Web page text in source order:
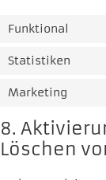
Funktional
Statistiken
Marketing
8.
Löschen